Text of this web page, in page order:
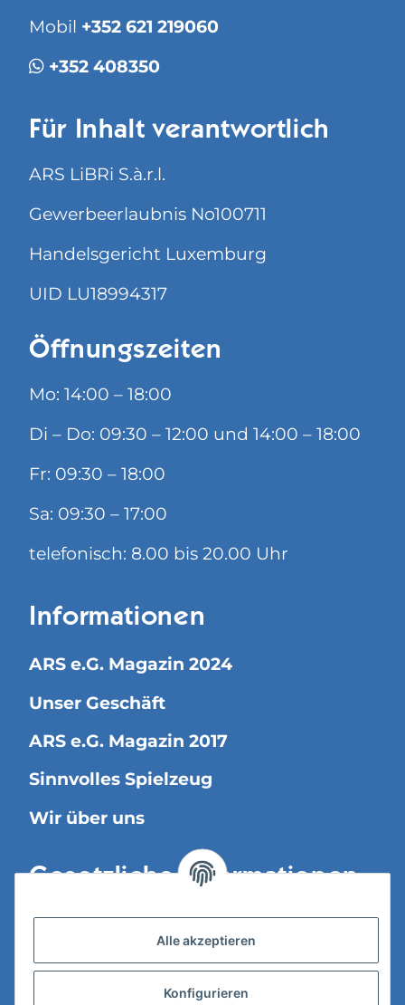
Mobil +352 621 219060
+352 408350
Für Inhalt verantwortlich
ARS LiBRi S.à.r.l.
Gewerbeerlaubnis No100711
Handelsgericht Luxemburg
UID LU18994317
Öffnungszeiten
Mo: 14:00 – 18:00
Di – Do: 09:30 – 12:00 und 14:00 – 18:00
Fr: 09:30 – 18:00
Sa: 09:30 – 17:00
telefonisch: 8.00 bis 20.00 Uhr
Informationen
ARS e.G. Magazin 2024
Unser Geschäft
ARS e.G. Magazin 2017
Sinnvolles Spielzeug
Wir über uns
Gesetzliche Informationen
Versandinformationen
Datenschutz
Alle akzeptieren
Konfigurieren